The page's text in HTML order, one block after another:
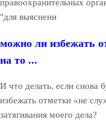
правоохранительных
"для выяснени
можно ли избежать
на то ...
И что делать, если снова
избежать отметки «не
затягивания моего дела?